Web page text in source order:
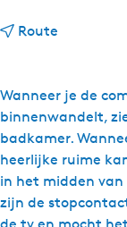
Wanneer je de
binnenwandelt,
badkamer.
heerlijke ruime
in het midden
zijn de
Route
r
H
o
t
e
l
'